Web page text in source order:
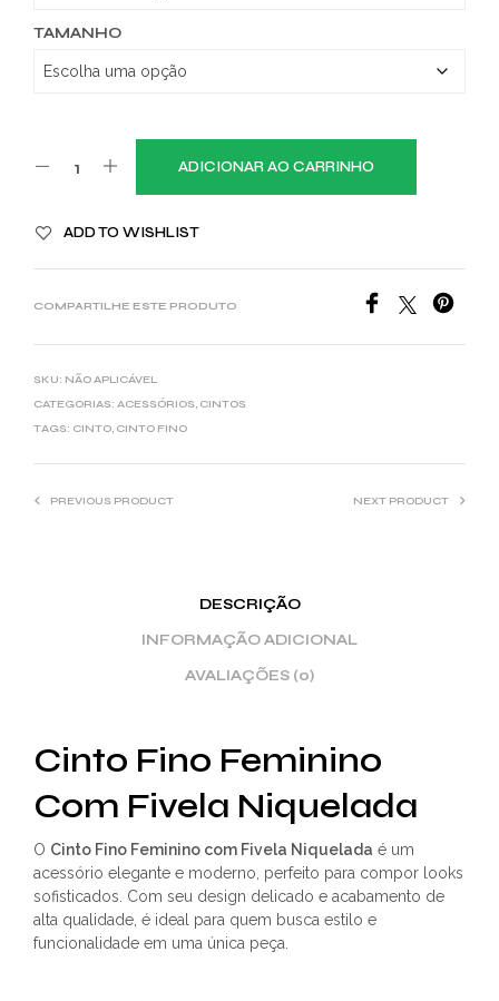
TAMANHO
ADICIONAR AO CARRINHO
ADD TO WISHLIST
COMPARTILHE ESTE PRODUTO
SKU: NÃO APLICÁVEL
CATEGORIAS: ACESSÓRIOS, CINTOS
TAGS: CINTO, CINTO FINO
PREVIOUS PRODUCT NEXT PRODUCT
DESCRIÇÃO
INFORMAÇÃO ADICIONAL
AVALIAÇÕES (0)
Cinto Fino Feminino
Com Fivela Niquelada
O Cinto Fino Feminino com Fivela Niquelada é um
acessório elegante e moderno, perfeito para compor looks
sofisticados. Com seu design delicado e acabamento de
alta qualidade, é ideal para quem busca estilo e
funcionalidade em uma única peça.